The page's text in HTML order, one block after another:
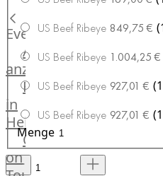
Küchenhelfer
Grillgeräte
Beefer®
Gasgrills
Big
Green
Egg
Grill
Nesmuk
Berkel
Events
Alle
anzeigen
Fleischkompetenz
in
Heinsberg
OTTO
on
US Beef Ribeye 849,75 €
US Beef Ribeye 1.004,25 €
US Beef Ribeye 927,01 €
US Beef Ribeye 927,01 €
Menge